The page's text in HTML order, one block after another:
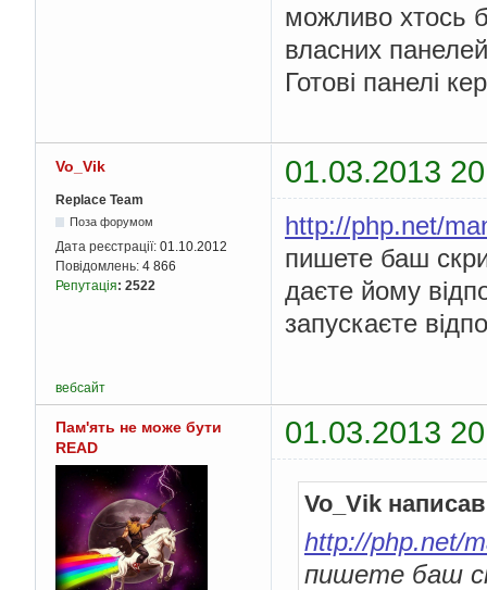
можливо хтось
власних
Готові панелі
Vo_Vik 01.03.2013
Replace Team
Поза форумом
Дата реєстрації: 01.10.2012
Повідомлень: 4 866
Репутація: 2522
http://php.net/
пишете баш
даєте йому
запускаєте
вебсайт
Пам'ять не може бути
READ
01.03.2013
Vo_Vik
http://php.net/
пишете баш